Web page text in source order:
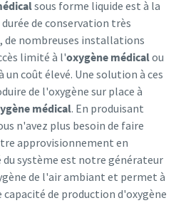
sous forme liquide est à la
de conservation très
de nombreuses installations
limité à l'oxygène médicalou
un coût élevé. Une solution à ces
de l'oxygène sur place à
médical. En produisant
n'avez plus besoin de faire
approvisionnement en
du système est notre générateur
de l'air ambiant et permet à
de production d'oxygène